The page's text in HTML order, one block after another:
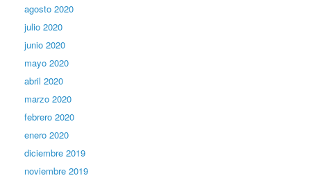
agosto 2020
julio 2020
junio 2020
mayo 2020
abril 2020
marzo 2020
febrero 2020
enero 2020
diciembre 2019
noviembre 2019